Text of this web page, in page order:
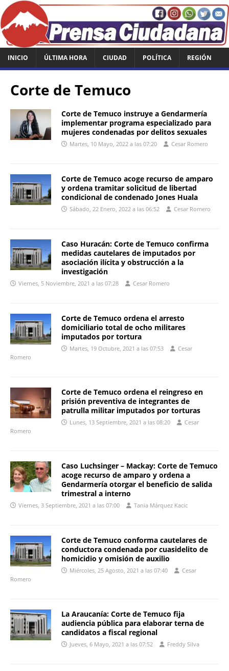
INICIO ÚLTIMA HORA CIUDAD POLÍTICA REGIÓN
Corte de Temuco
Corte de Temuco instruye a Gendarmería
implementar programa especializado para
mujeres condenadas por delitos sexuales
Martes, 10 Mayo, 2022 a las 07:20 Cesar Romero
Corte de Temuco acoge recurso de amparo
y ordena tramitar solicitud de libertad
condicional de condenado Jones Huala
Sábado, 22 Enero, 2022 a las 06:52 Cesar Romero
Caso Huracán: Corte de Temuco confirma
medidas cautelares de imputados por
asociación ilícita y obstrucción a la
investigación
Viernes, 5 Noviembre, 2021 a las 07:28 Cesar Romero
Corte de Temuco ordena el arresto
domiciliario total de ocho militares
imputados por tortura
Martes, 19 Octubre, 2021 a las 07:53
Cesar
Romero
Corte de Temuco ordena el reingreso en
prisión preventiva de integrantes de
patrulla militar imputados por torturas
Lunes, 13 Septiembre, 2021 a las 08:20
Cesar
Romero
Caso Luchsinger – Mackay: Corte de Temuco
acoge recurso de amparo y ordena a
Gendarmería otorgar el beneficio de salida
trimestral a interno
Viernes, 3 Septiembre, 2021 a las 07:00 Tania Márquez Kacic
Corte de Temuco conforma cautelares de
conductora condenada por cuasidelito de
homicidio y omisión de auxilio
Miércoles, 25 Agosto, 2021 a las 07:40
Cesar
Romero
La Araucanía: Corte de Temuco fija
audiencia pública para elaborar terna de
candidatos a fiscal regional
Jueves, 6 Mayo, 2021 a las 07:52 Freddy Silva